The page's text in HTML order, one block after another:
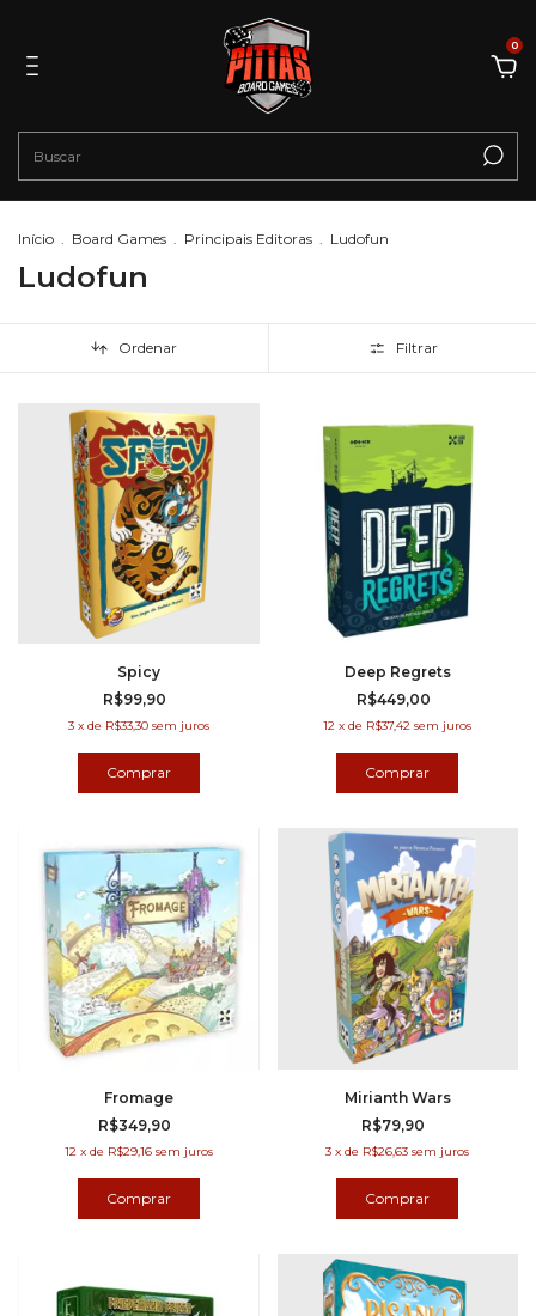
0
Início . Board Games . Principais Editoras . Ludofun
Ludofun
Ordenar Filtrar
Spicy
R$99,90
3 x de R$33,30 sem juros
Deep Regrets
R$449,00
12 xde R$37,42 sem juros
Fromage
R$349,90
12 x de R$29,16 sem juros
Mirianth Wars
R$79,90
3 xde R$26,63 sem juros